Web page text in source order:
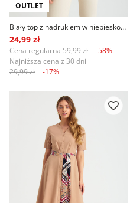
OUTLET
Biały top z nadrukiem w niebiesko-czarne groszki
24,99 zł
Cena regularna 59,99 zł
-58%
Najniższa cena z 30 dni
29,99 zł
-17%